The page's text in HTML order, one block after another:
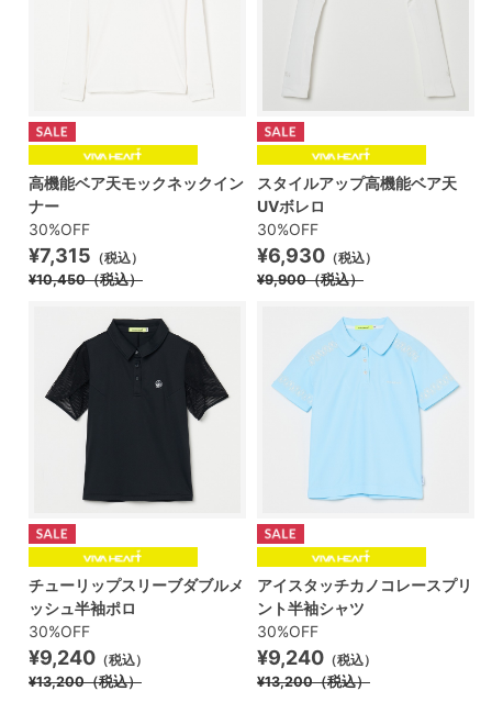
高機能ベア天モックネックイン
ナー
30%OFF
¥7,315 （税込）
¥10,450（税込）
スタイルアップ高機能ベア天
UVボレロ
30%OFF
¥6,930 （税込）
¥9,900（税込）
チューリップスリーブダブルメ
ッシュ半袖ポロ
30%OFF
¥9,240 （税込）
¥13,200（税込）
アイスタッチカノコレースプリ
ント半袖シャツ
30%OFF
¥9,240 （税込）
¥13,200（税込）